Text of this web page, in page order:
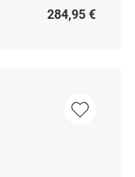
284,95 €